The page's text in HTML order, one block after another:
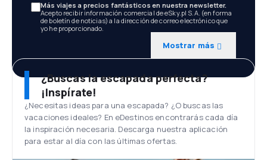
Más viajes a precios fantásticos en nuestra newsletter.
Acepto recibir información comercial de eSky.pl S.A. (en forma
de boletín de noticias) a la dirección de correo electrónico que
yo he proporcionado.
Mostrar más
¿Buscas la escapada perfecta?
¡Inspírate!
¿Necesitas ideas para una escapada? ¿O buscas las
vacaciones ideales? En eDestinos encontrarás cada día
la inspiración necesaria. Descarga nuestra aplicación
para estar al día con las últimas ofertas.